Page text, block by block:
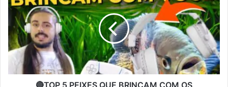
🔴TOP 5 PEIXES QUE BRINCAM COM OS